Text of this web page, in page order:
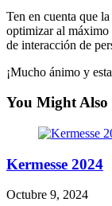
Ten en cuenta que
optimizar al máximo
de interacción de
¡Mucho ánimo y
You Might
Kermesse 2024
Octubre 9, 2024